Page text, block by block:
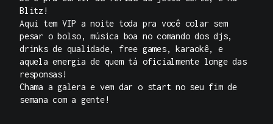
Blitz!
Aqui tem VIP a noite toda pra você colar sem
pesar o bolso, música boa no comando dos djs,
drinks de qualidade, free games, karaokê, e
aquela energia de quem tá oficialmente longe das
responsas!
Chama a galera e vem dar o start no seu fim de
semana com a gente!